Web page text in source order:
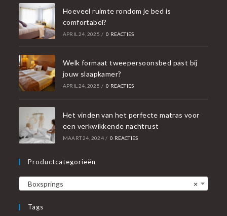
Hoeveel ruimte rondom je bed is
comfortabel?
APRIL 24, 2025 / 0 REACTIES
Welk formaat tweepersoonsbed past bij
jouw slaapkamer?
APRIL 24, 2025 / 0 REACTIES
Het vinden van het perfecte matras voor
een verkwikkende nachtrust
MAART 24, 2024 / 0 REACTIES
Productcategorieën
×
Boxsprings
Tags